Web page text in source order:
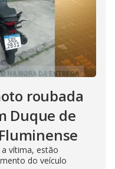
roubada
Duque de
vítima, estão
do veículo